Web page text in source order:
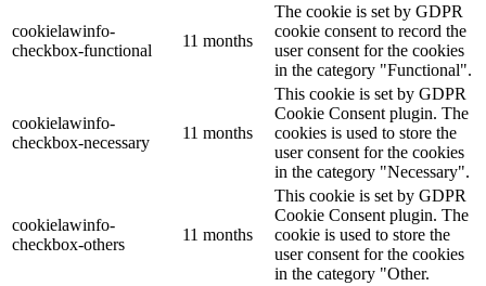
cookielawinfo-
checkbox-functional
11 months
The cookie is set by GDPR
cookie consent to record the
user consent for the cookies
in the category "Functional".
cookielawinfo-
checkbox-necessary
11 months
This cookie is set by GDPR
Cookie Consent plugin. The
cookies is used to store the
user consent for the cookies
in the category "Necessary".
cookielawinfo-
checkbox-others
11 months
This cookie is set by GDPR
Cookie Consent plugin. The
cookie is used to store the
user consent for the cookies
in the category "Other.